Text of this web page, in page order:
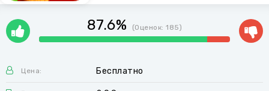
87.6% (Оценок:185)
Цена: Бесплатно